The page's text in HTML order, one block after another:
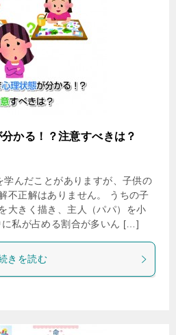
かる！？注意すべきは？
んだことがありますが、子供の
不正解はありません。 うちの子
大きく描き、主人（パパ）を小
に私が占める割合が多いん […]
きを読む